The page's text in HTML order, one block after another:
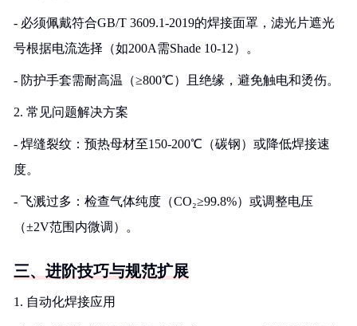
- 必须佩戴符合GB/T 3609.1-2019的焊接面罩，滤光片遮光
号根据电流选择（如200A需Shade 10-12）。
- 防护手套需耐高温（≥800℃）且绝缘，避免触电和烫伤。
2. 常见问题解决方案
- 焊缝裂纹：预热母材至150-200℃（碳钢）或降低焊接速
度。
- 飞溅过多：检查气体纯度（CO₂≥99.8%）或调整电压
（±2V范围内微调）。
三、进阶技巧与规范扩展
1. 自动化焊接应用